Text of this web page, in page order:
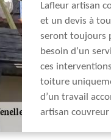
Lafleur artisan
et un devis à
seront toujours
besoin d’un
ces
toiture
d’un travail
artisan couvreur